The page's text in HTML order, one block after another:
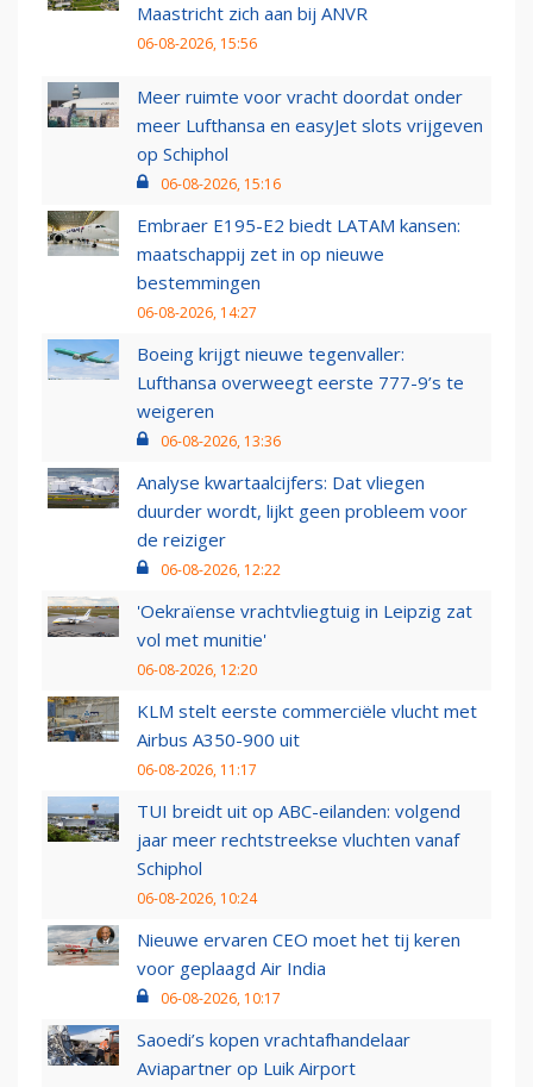
Maastricht zich aan bij ANVR
06-08-2026, 15:56
Meer ruimte voor vracht doordat onder
meer Lufthansa en easyJet slots vrijgeven
op Schiphol
06-08-2026, 15:16
Embraer E195-E2 biedt LATAM kansen:
maatschappij zet in op nieuwe
bestemmingen
06-08-2026, 14:27
Boeing krijgt nieuwe tegenvaller:
Lufthansa overweegt eerste 777-9’s te
weigeren
06-08-2026, 13:36
Analyse kwartaalcijfers: Dat vliegen
duurder wordt, lijkt geen probleem voor
de reiziger
06-08-2026, 12:22
'Oekraïense vrachtvliegtuig in Leipzig zat
vol met munitie'
06-08-2026, 12:20
KLM stelt eerste commerciële vlucht met
Airbus A350-900 uit
06-08-2026, 11:17
TUI breidt uit op ABC-eilanden: volgend
jaar meer rechtstreekse vluchten vanaf
Schiphol
06-08-2026, 10:24
Nieuwe ervaren CEO moet het tij keren
voor geplaagd Air India
06-08-2026, 10:17
Saoedi’s kopen vrachtafhandelaar
Aviapartner op Luik Airport